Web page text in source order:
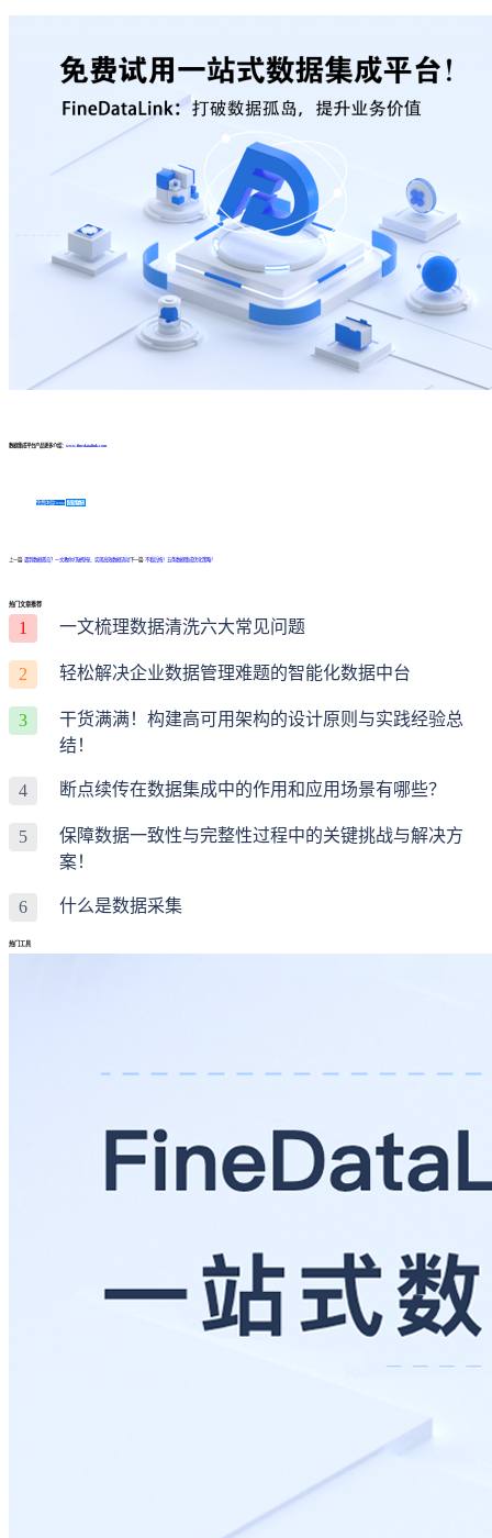
数据集成平台产品更多介绍： www.finedatalink.com
免费体验Demo 咨询方案
上一篇: 遇到数据孤岛？一文教你打破壁垒、实现高效数据流动下一篇: 不看后悔！五条数据集成优化策略！
热门文章推荐
1 一文梳理数据清洗六大常见问题
2 轻松解决企业数据管理难题的智能化数据中台
3
干货满满！构建高可用架构的设计原则与实践经验总
结！
4 断点续传在数据集成中的作用和应用场景有哪些？
5
保障数据一致性与完整性过程中的关键挑战与解决方
案！
6 什么是数据采集
热门工具